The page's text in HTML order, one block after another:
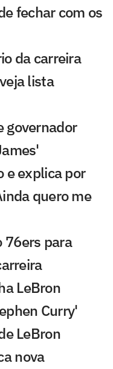
fechar com os
da carreira
lista
governador
e explica por
quero me
76ers para
LeBron
Curry'
LeBron
nova